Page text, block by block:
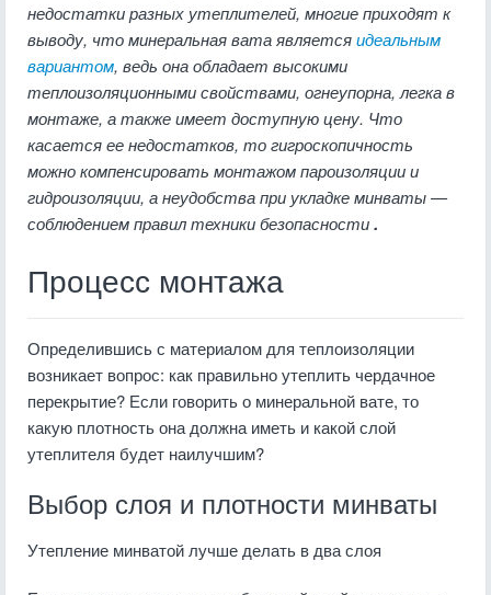
недостатки разных утеплителей, многие приходят к
выводу, что минеральная вата являетсяидеальным
вариантом, ведь она обладает высокими
теплоизоляционными свойствами, огнеупорна, легка в
монтаже, а также имеет доступную цену. Что
касается ее недостатков, то гигроскопичность
можно компенсировать монтажом пароизоляции и
гидроизоляции, а неудобства при укладке минваты —
соблюдением правил техники безопасности.
Процесс монтажа
Определившись с материалом для теплоизоляции
возникает вопрос: как правильно утеплить чердачное
перекрытие? Если говорить о минеральной вате, то
какую плотность она должна иметь и какой слой
утеплителя будет наилучшим?
Выбор слоя и плотности минваты
Утепление минватой лучше делать в два слоя